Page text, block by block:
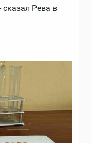
сказал Рева в